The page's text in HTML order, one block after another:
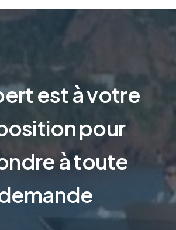
est à votre
pour
à toute